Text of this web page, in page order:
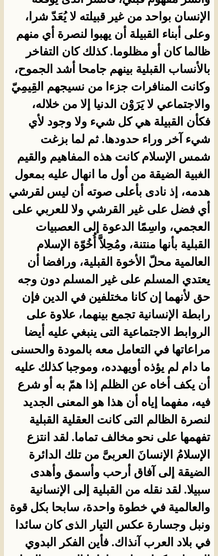
الإنسان بواحد من غير قبيلته لا يُعَدّ شرا،
وعلى أبناء القبيلة أن يهبوا لنصرة أي منهم
ظالما كان أو مظلوما. كذلك كان التفاخر
بالأنساب القبلية بينهم جامحا أشد الجموح،
وكانت المنافرات جزءا من نسيجهم القِيمِيّ
والاجتماعي لا يَرَوْن الدنيا إلا من خلاله،
فكأن القبيلة هي كل شيء ولا وجود لأي
شيء آخر وراء حدودها. ثم لما بزغت
شمس الإسلام كانت هذه المفاهيم والقيم
الغبية الضيقة من أول ما انهال عليه بمعول
هدمه، إذ نادى بأعلى صوته أن ليس لقرشي
أي فضل على غير القرشي ولا للعربي على
العجمي، واسِمًا الدعوة إلى العصبيات
القبلية بأنها منتنة، ومُحِلاََّ أُخُوّة الإسلام
العالمية محلّ الأخوة القبلية، ورافضا أن
يعتدي المسلم على غير المسلم دون وجه
حق لأنهما إن كانا مختلفين في الدين فإن
رابطة الإنسانية تجمع بينهما، علاوة على
الروابط الاجتماعية التى ينبغي عليه أيضا
مراعاتها في التعامل معه بالمودة والحسنى
ما دام لم يؤذه أويهدده، وموجبا كذلك عليه
أن يكف أخاه عن الظلم إذا همّ به أو شرع
فيه، مفهما إياه أن هذا هو المعنى الجديد
لنصرة الظالم التى كانت العقلية القبلية
تفهمها على نحو مخالف تماما. لقد انتزع
الإسلامُ الإنسانَ العربىَّ من تلك الدائرة
الضيقة إلى آفاق أرحب وأسمق وأهدى
سبيلا. لقد نقله من القبلية إلى الإنسانية
والعالمية في خطوة واحدة، سابحا بكل قوة
ونبل وجسارة عكس التيار الذى كان سائدا
في بلاد العرب آنذاك. فأين الفكر البدوي